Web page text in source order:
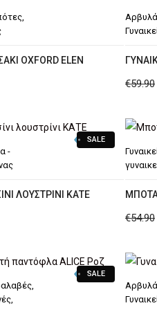
OXFORD ELEN
€59.90
SALE
-
ΛΟΥΣΤΡΊΝΙ ΚΑΤΕ
€54.90
SALE
,
,